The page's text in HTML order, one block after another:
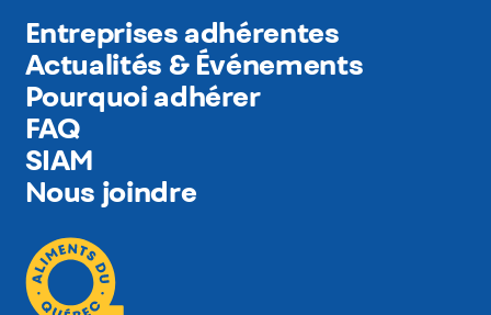
Entreprises adhérentes
Actualités & Événements
Pourquoi adhérer
FAQ
SIAM
Nous joindre